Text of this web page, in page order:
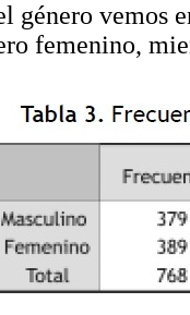
género vemos
femenino,